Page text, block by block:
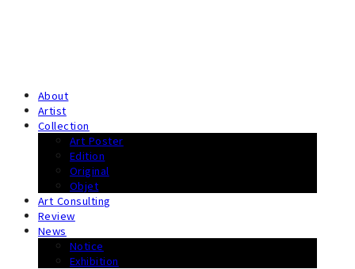
About
Artist
Collection
Art Poster
Edition
Original
Objet
Art Consulting
Review
News
Notice
Exhibition